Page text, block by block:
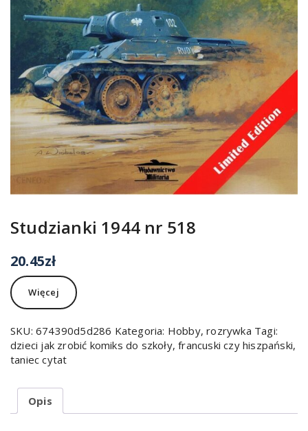
Studzianki 1944 nr 518
20.45zł
Więcej
SKU: 674390d5d286 Kategoria: Hobby, rozrywka Tagi:
dzieci jak zrobić komiks do szkoły,francuski czy hiszpański,
taniec cytat
Opis